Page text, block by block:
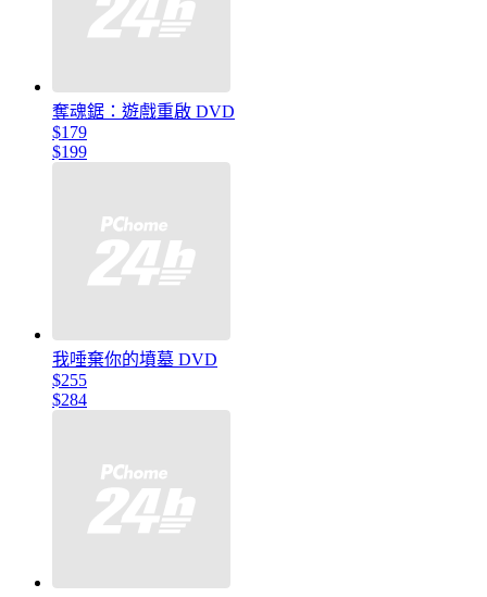
奪魂鋸：遊戲重啟 DVD
$179
$199
我唾棄你的墳墓 DVD
$255
$284